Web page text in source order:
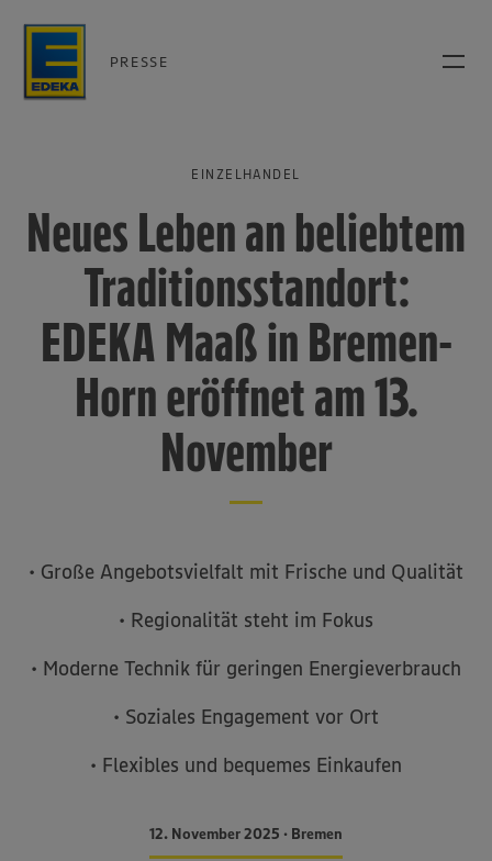
PRESSE
EINZELHANDEL
Neues Leben an beliebtem
Traditionsstandort:
EDEKA Maaß in Bremen-
Horn eröffnet am 13.
November
• Große Angebotsvielfalt mit Frische und Qualität
• Regionalität steht im Fokus
• Moderne Technik für geringen Energieverbrauch
• Soziales Engagement vor Ort
• Flexibles und bequemes Einkaufen
12. November 2025 • Bremen